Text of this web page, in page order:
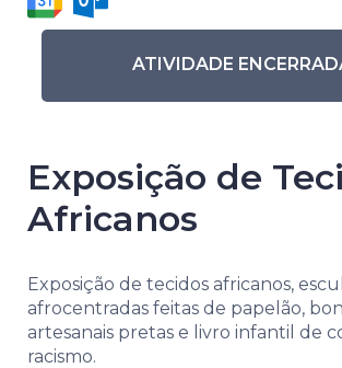
ATIVIDADE
Exposição de
Africanos
Exposição de tecidos africanos,
afrocentradas feitas de papelão,
artesanais pretas e livro infantil de
racismo.